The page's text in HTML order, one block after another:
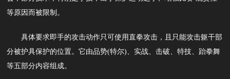
等原因而被限制。
具体要求即手的攻击动作只可使用直拳攻击，且只能攻击躯干部
分被护具保护的位置。它由品势(特尔)、实战、击破、特技、跆拳舞
等五部分内容组成。